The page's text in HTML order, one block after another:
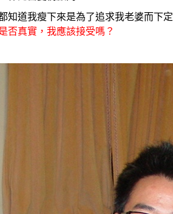
知道我瘦下來是為了追求我老婆而下
否真實，我應該接受嗎？